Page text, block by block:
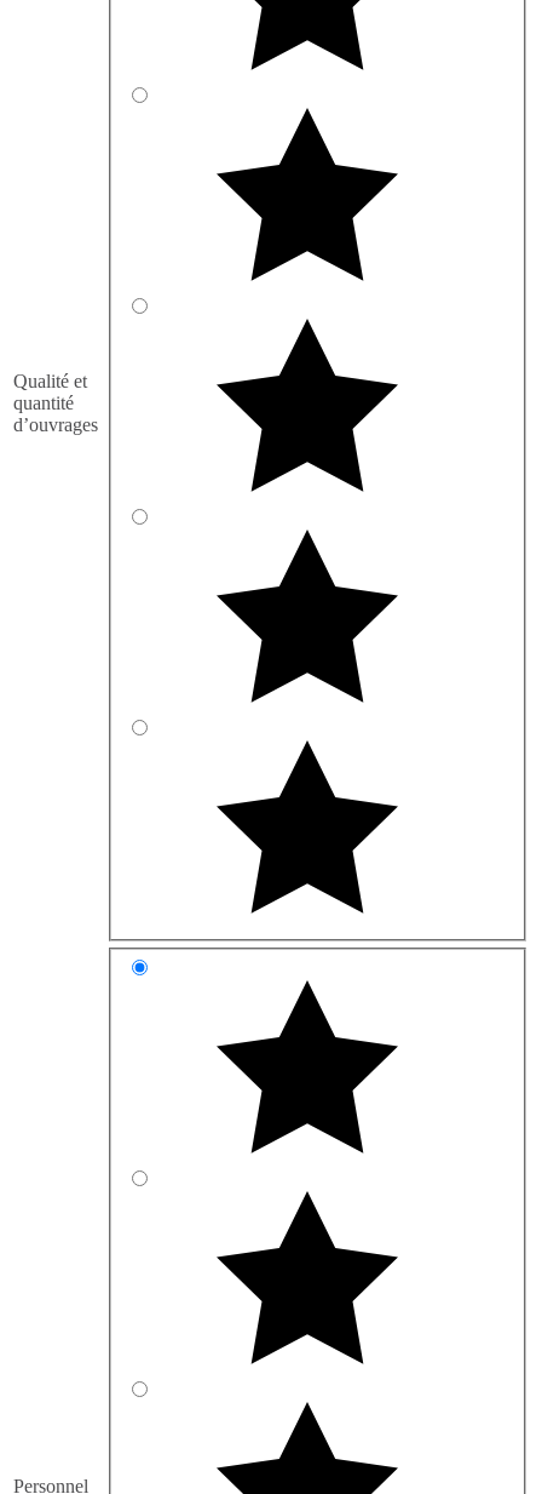
Qualité et
quantité
d’ouvrages
Personnel